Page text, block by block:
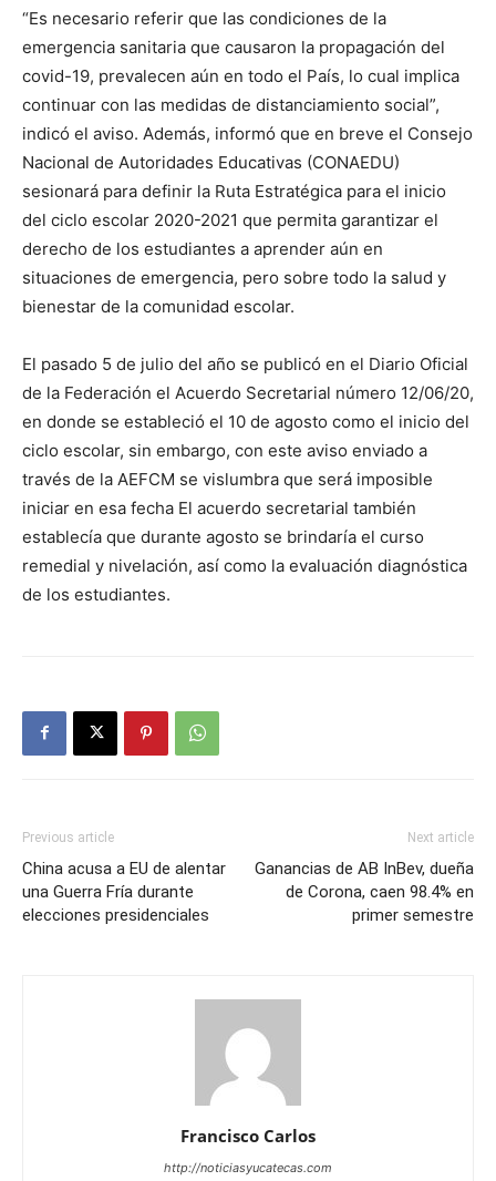
“Es necesario referir que las condiciones de la
emergencia sanitaria que causaron la propagación del
covid-19, prevalecen aún en todo el País, lo cual implica
continuar con las medidas de distanciamiento social”,
indicó el aviso. Además, informó que en breve el Consejo
Nacional de Autoridades Educativas (CONAEDU)
sesionará para definir la Ruta Estratégica para el inicio
del ciclo escolar 2020-2021 que permita garantizar el
derecho de los estudiantes a aprender aún en
situaciones de emergencia, pero sobre todo la salud y
bienestar de la comunidad escolar.
El pasado 5 de julio del año se publicó en el Diario Oficial
de la Federación el Acuerdo Secretarial número 12/06/20,
en donde se estableció el 10 de agosto como el inicio del
ciclo escolar, sin embargo, con este aviso enviado a
través de la AEFCM se vislumbra que será imposible
iniciar en esa fecha El acuerdo secretarial también
establecía que durante agosto se brindaría el curso
remedial y nivelación, así como la evaluación diagnóstica
de los estudiantes.
Previous article
China acusa a EU de alentar
una Guerra Fría durante
elecciones presidenciales
Next article
Ganancias de AB InBev, dueña
de Corona, caen 98.4% en
primer semestre
Francisco Carlos
http://noticiasyucatecas.com